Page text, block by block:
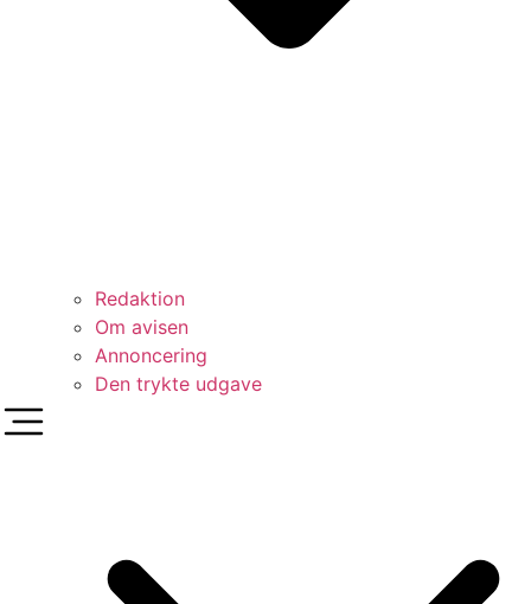
Redaktion
Om avisen
Annoncering
Den trykte udgave